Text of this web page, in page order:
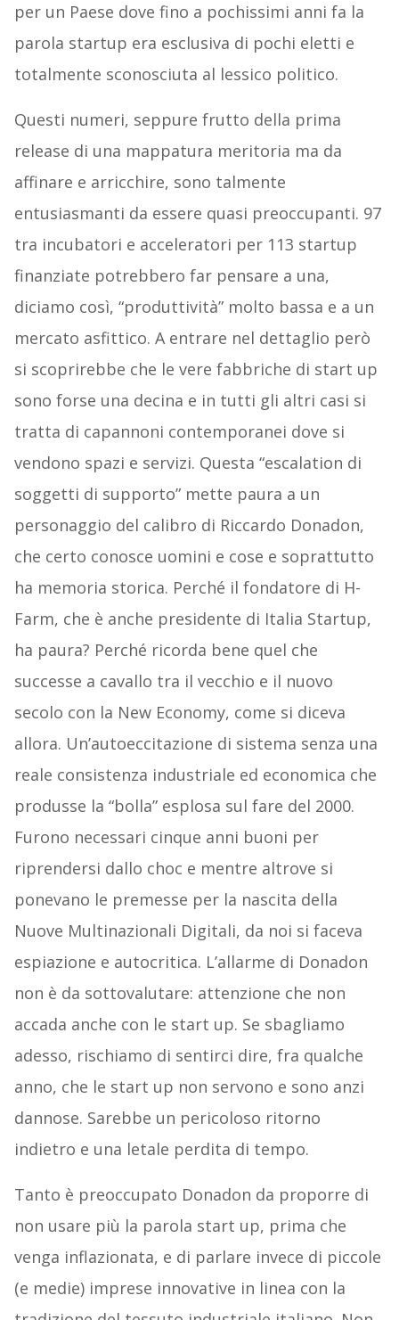
per un Paese dove fino a pochissimi anni fa la
parola startup era esclusiva di pochi eletti e
totalmente sconosciuta al lessico politico.
Questi numeri, seppure frutto della prima
release di una mappatura meritoria ma da
affinare e arricchire, sono talmente
entusiasmanti da essere quasi preoccupanti. 97
tra incubatori e acceleratori per 113 startup
finanziate potrebbero far pensare a una,
diciamo così, “produttività” molto bassa e a un
mercato asfittico. A entrare nel dettaglio però
si scoprirebbe che le vere fabbriche di start up
sono forse una decina e in tutti gli altri casi si
tratta di capannoni contemporanei dove si
vendono spazi e servizi. Questa “escalation di
soggetti di supporto” mette paura a un
personaggio del calibro di Riccardo Donadon,
che certo conosce uomini e cose e soprattutto
ha memoria storica. Perché il fondatore di H-
Farm, che è anche presidente di Italia Startup,
ha paura? Perché ricorda bene quel che
successe a cavallo tra il vecchio e il nuovo
secolo con la New Economy, come si diceva
allora. Un’autoeccitazione di sistema senza una
reale consistenza industriale ed economica che
produsse la “bolla” esplosa sul fare del 2000.
Furono necessari cinque anni buoni per
riprendersi dallo choc e mentre altrove si
ponevano le premesse per la nascita della
Nuove Multinazionali Digitali, da noi si faceva
espiazione e autocritica. L’allarme di Donadon
non è da sottovalutare: attenzione che non
accada anche con le start up. Se sbagliamo
adesso, rischiamo di sentirci dire, fra qualche
anno, che le start up non servono e sono anzi
dannose. Sarebbe un pericoloso ritorno
indietro e una letale perdita di tempo.
Tanto è preoccupato Donadon da proporre di
non usare più la parola start up, prima che
venga inflazionata, e di parlare invece di piccole
(e medie) imprese innovative in linea con la